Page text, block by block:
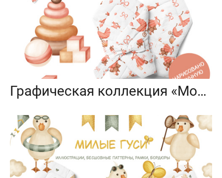
Графическая коллекция «Моя малышка»